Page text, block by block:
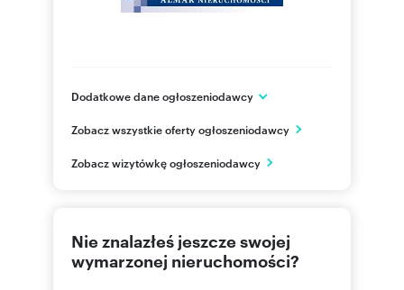
Dodatkowe dane ogłoszeniodawcy
Michałów-Grabina
PL
Zobacz wszystkie oferty ogłoszeniodawcy
Zobacz wizytówkę ogłoszeniodawcy
Nie znalazłeś jeszcze swojej
wymarzonej nieruchomości?